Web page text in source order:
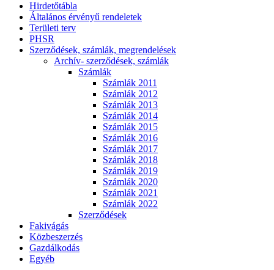
Hirdetőtábla
Általános érvényű rendeletek
Területi terv
PHSR
Szerződések, számlák, megrendelések
Archív- szerződések, számlák
Számlák
Számlák 2011
Számlák 2012
Számlák 2013
Számlák 2014
Számlák 2015
Számlák 2016
Számlák 2017
Számlák 2018
Számlák 2019
Számlák 2020
Számlák 2021
Számlák 2022
Szerződések
Fakivágás
Közbeszerzés
Gazdálkodás
Egyéb